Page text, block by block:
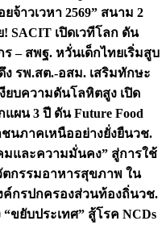
าวเวหา 2569” สนาม 2
SACIT เปิดเวทีโลก ดัน
– สพฐ. หวั่นเด็กไทยเริ่มสูบ
รพ.สต.-อสม. เสริมทักษะ
งียบความดันโลหิตสูง เปิด
ผน 3 ปี ดัน Future Food
นภาคเหนืออย่างยั่งยืนวช.
คมและความมั่นคง” สู่การใช้
กรรมอาหารสุขภาพ ใน
ค์กรปกครองส่วนท้องถิ่นวช.
ขยับประเทศ” สู้โรค NCDs